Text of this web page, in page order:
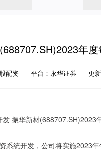
年
配资 平台：永华证券 更
系统开发，公司将实施2023